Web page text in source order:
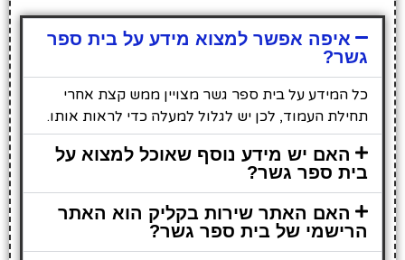
איפה אפשר למצוא מידע על בית ספר
גשר?
כל המידע על בית ספר גשר מצויין ממש קצת אחרי
תחילת העמוד, לכן יש לגלול למעלה כדי לראות אותו.
האם יש מידע נוסף שאוכל למצוא על
בית ספר גשר?
האם האתר שירות בקליק הוא האתר
הרישמי של בית ספר גשר?